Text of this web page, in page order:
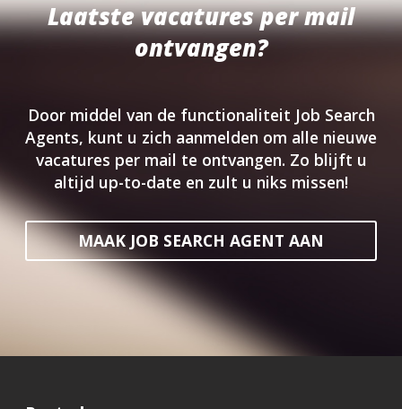
Laatste vacatures per mail
ontvangen?
Door middel van de functionaliteit Job Search
Agents, kunt u zich aanmelden om alle nieuwe
vacatures per mail te ontvangen. Zo blijft u
altijd up-to-date en zult u niks missen!
MAAK JOB SEARCH AGENT AAN